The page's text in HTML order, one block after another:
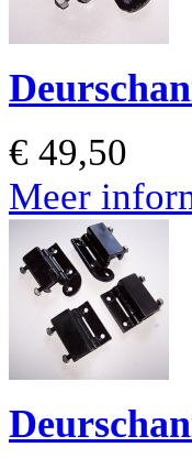
€ 49,50
Meer